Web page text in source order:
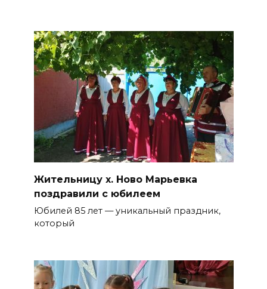
Жительницу х. Ново Марьевка
поздравили с юбилеем
Юбилей 85 лет — уникальный праздник,
который